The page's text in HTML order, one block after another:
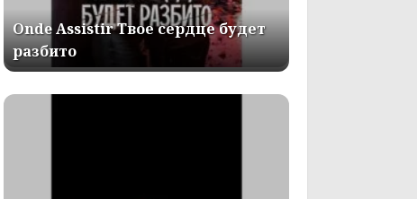
Onde Assistir Твое сердце будет
разбито